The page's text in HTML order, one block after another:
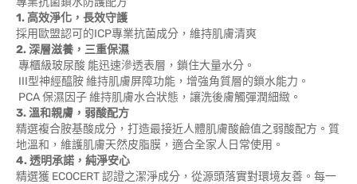
1. 高效淨化，長效守護
採用歐盟認可的ICP專業抗菌成分，維持肌膚清爽
2. 深層滋養，三重保濕
專櫃級玻尿酸 能迅速滲透表層，鎖住大量水分。
III型神經醯胺 維持肌膚屏障功能，增強角質層的鎖水能力。
PCA 保濕因子 維持肌膚水合狀態，讓洗後膚觸彈潤細緻。
3. 溫和親膚，弱酸配方
精選複合胺基酸成分，打造最接近人體肌膚酸鹼值之弱酸配方。質
地溫和，維護肌膚天然皮脂膜，適合全家人日常使用。
4. 透明承諾，純淨安心
精選獲 ECOCERT 認證之潔淨成分，從源頭落實對環境友善。每一